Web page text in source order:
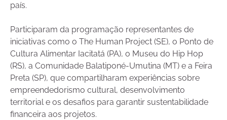
país.
Participaram da programação representantes de
iniciativas como o The Human Project (SE), o Ponto de
Cultura Alimentar Iacitatá (PA), o Museu do Hip Hop
(RS), a Comunidade Balatiponé-Umutina (MT) e a Feira
Preta (SP), que compartilharam experiências sobre
empreendedorismo cultural, desenvolvimento
territorial e os desafios para garantir sustentabilidade
financeira aos projetos.